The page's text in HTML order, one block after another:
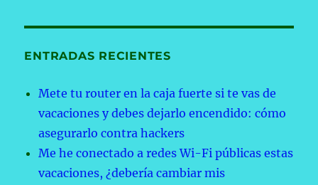
ENTRADAS RECIENTES
Mete tu router en la caja fuerte si te vas de
vacaciones y debes dejarlo encendido: cómo
asegurarlo contra hackers
Me he conectado a redes Wi-Fi públicas estas
vacaciones, ¿debería cambiar mis